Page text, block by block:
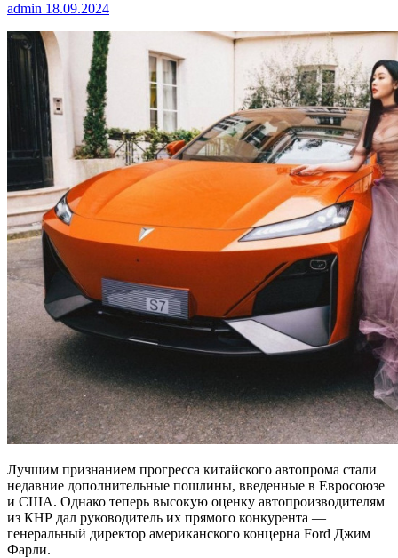
admin 18.09.2024
Лучшим признанием прогресса китайского автопрома стали
недавние дополнительные пошлины, введенные в Евросоюзе
и США. Однако теперь высокую оценку автопроизводителям
из КНР дал руководитель их прямого конкурента —
генеральный директор американского концерна Ford Джим
Фарли.